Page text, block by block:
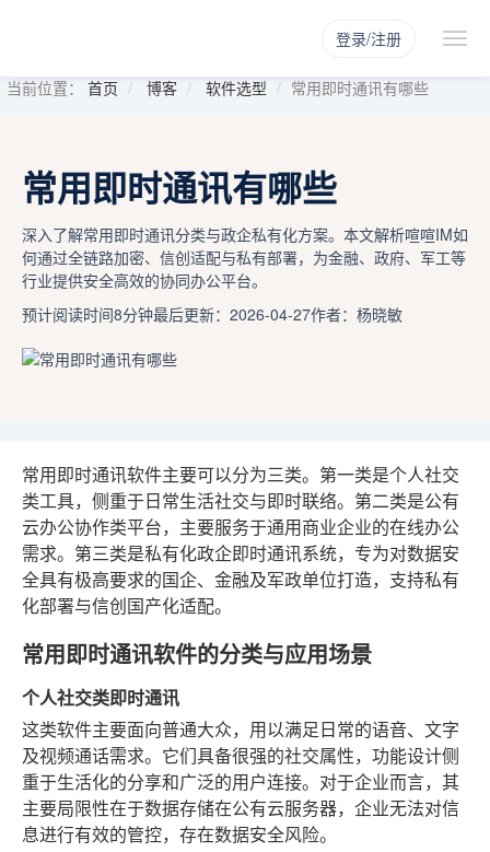
登录/注册
当前位置： 首页 博客 软件选型 常用即时通讯有哪些
常用即时通讯有哪些
深入了解常用即时通讯分类与政企私有化方案。本文解析喧喧IM如
何通过全链路加密、信创适配与私有部署，为金融、政府、军工等
行业提供安全高效的协同办公平台。
预计阅读时间8分钟最后更新：2026-04-27作者：杨晓敏
常用即时通讯软件主要可以分为三类。第一类是个人社交
类工具，侧重于日常生活社交与即时联络。第二类是公有
云办公协作类平台，主要服务于通用商业企业的在线办公
需求。第三类是私有化政企即时通讯系统，专为对数据安
全具有极高要求的国企、金融及军政单位打造，支持私有
化部署与信创国产化适配。
常用即时通讯软件的分类与应用场景
个人社交类即时通讯
这类软件主要面向普通大众，用以满足日常的语音、文字
及视频通话需求。它们具备很强的社交属性，功能设计侧
重于生活化的分享和广泛的用户连接。对于企业而言，其
主要局限性在于数据存储在公有云服务器，企业无法对信
息进行有效的管控，存在数据安全风险。